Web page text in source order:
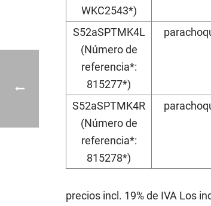
WKC2543*)
S52aSPTMK4L
(Número de
referencia*:
815277*)
S52aSPTMK4R
(Número de
referencia*:
815278*)
precios incl. 19% de IVA Los